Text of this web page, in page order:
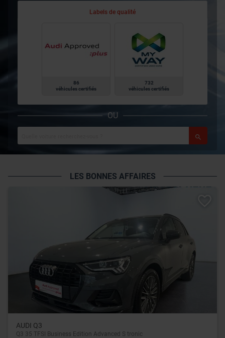
Labels de qualité
86
véhicules certifiés
732
véhicules certifiés
OU
LES BONNES AFFAIRES
AUDI Q3
Q3 35 TFSI Business Edition Advanced S tronic